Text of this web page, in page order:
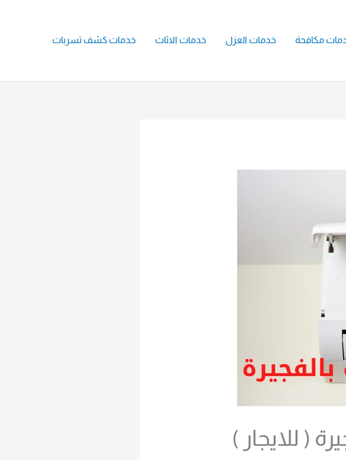
مكافحة خدمات العزل خدمات الاثاث خدمات كشف تسربات
( للايجار )